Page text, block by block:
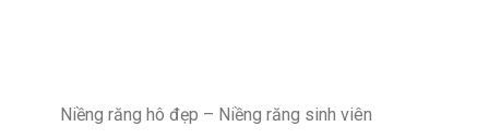
Niềng răng hô đẹp – Niềng răng sinh viên